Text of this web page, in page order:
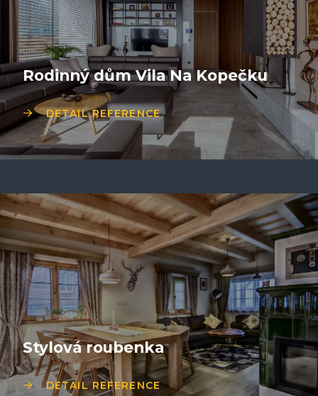
Rodinný dům Vila Na Kopečku
DETAIL REFERENCE
Stylová roubenka
DETAIL REFERENCE